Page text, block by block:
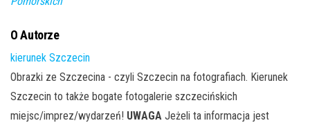
O Autorze
kierunek Szczecin
Obrazki ze Szczecina - czyli Szczecin na fotografiach. Kierunek
Szczecin to także bogate fotogalerie szczecińskich
miejsc/imprez/wydarzeń! UWAGA Jeżeli ta informacja jest